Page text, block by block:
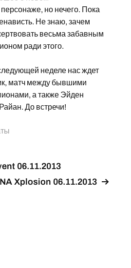
но нечего. Пока
Не знаю, зачем
весьма забавным
ради этого.
неделе нас ждет
матч между бывшими
а также Эйден
До встречи!
06.11.2013
Xplosion 06.11.2013